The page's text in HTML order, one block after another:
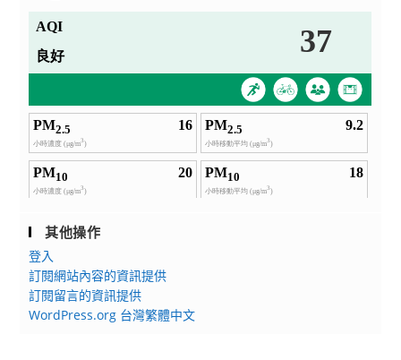
其他操作
登入
訂閱網站內容的資訊提供
訂閱留言的資訊提供
WordPress.org 台灣繁體中文